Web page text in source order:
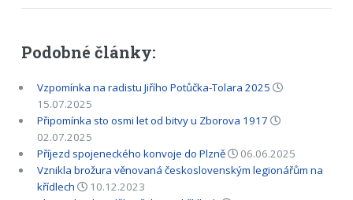
Podobné články:
Vzpomínka na radistu Jiřího Potůčka-Tolara 2025
15.07.2025
Připomínka sto osmi let od bitvy u Zborova 1917
02.07.2025
Příjezd spojeneckého konvoje do Plzně
06.06.2025
Vznikla brožura věnovaná československým legionářům na
křídlech
10.12.2023